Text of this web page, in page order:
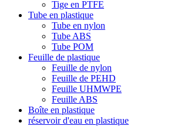
Tige en PTFE
Tube en plastique
Tube en nylon
Tube ABS
Tube POM
Feuille de plastique
Feuille de nylon
Feuille de PEHD
Feuille UHMWPE
Feuille ABS
Boîte en plastique
réservoir d'eau en plastique